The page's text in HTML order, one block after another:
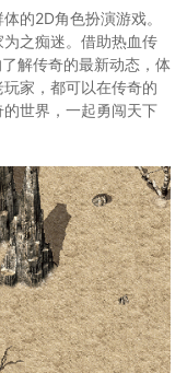
的2D角色扮演游戏。
之痴迷。借助热血传
解传奇的最新动态，体
家，都可以在传奇的
世界，一起勇闯天下